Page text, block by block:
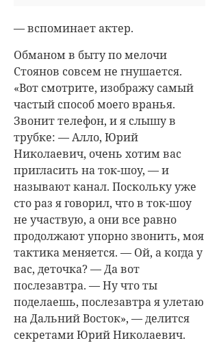
— вспоминает актер.
Обманом в быту по мелочи
Стоянов совсем не гнушается.
«Вот смотрите, изображу самый
частый способ моего вранья.
Звонит телефон, и я слышу в
трубке: — Алло, Юрий
Николаевич, очень хотим вас
пригласить на ток-шоу, — и
называют канал. Поскольку уже
сто раз я говорил, что в ток-шоу
не участвую, а они все равно
продолжают упорно звонить, моя
тактика меняется. — Ой, а когда у
вас, деточка? — Да вот
послезавтра. — Ну что ты
поделаешь, послезавтра я улетаю
на Дальний Восток», — делится
секретами Юрий Николаевич.